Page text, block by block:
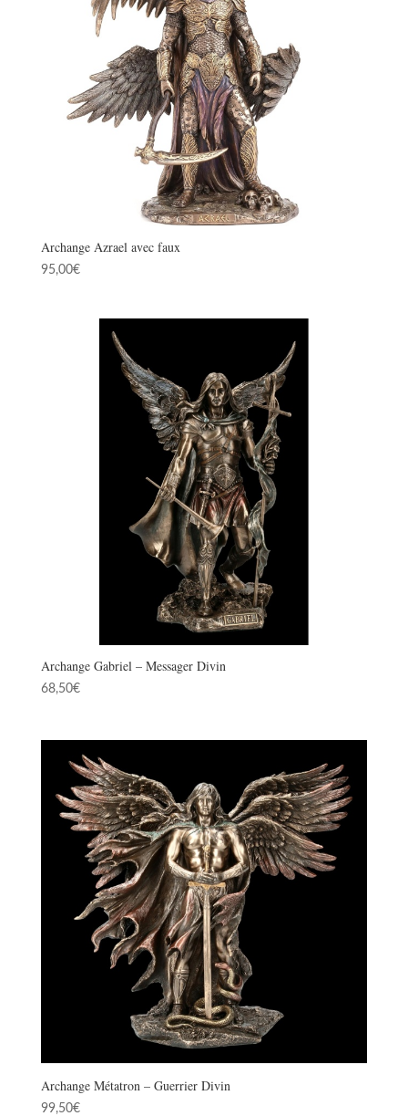
Archange Azrael avec faux
95,00€
Archange Gabriel – Messager Divin
68,50€
Archange Métatron – Guerrier Divin
99,50€